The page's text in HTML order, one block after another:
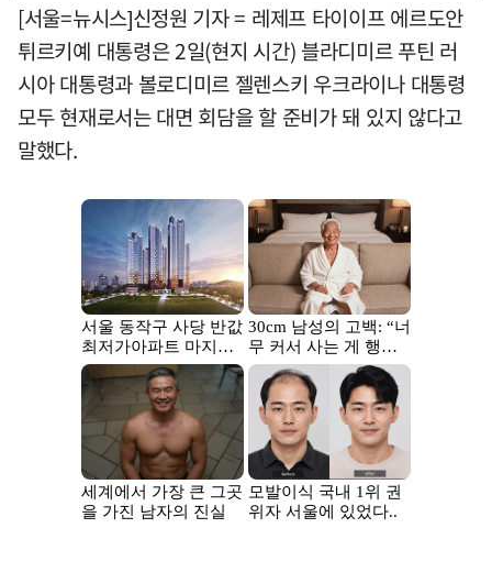
[서울=뉴시스]신정원 기자 = 레제프 타이이프 에르도안
튀르키예 대통령은 2일(현지 시간) 블라디미르 푸틴 러
시아 대통령과 볼로디미르 젤렌스키 우크라이나 대통령
모두 현재로서는 대면 회담을 할 준비가 돼 있지 않다고
말했다.